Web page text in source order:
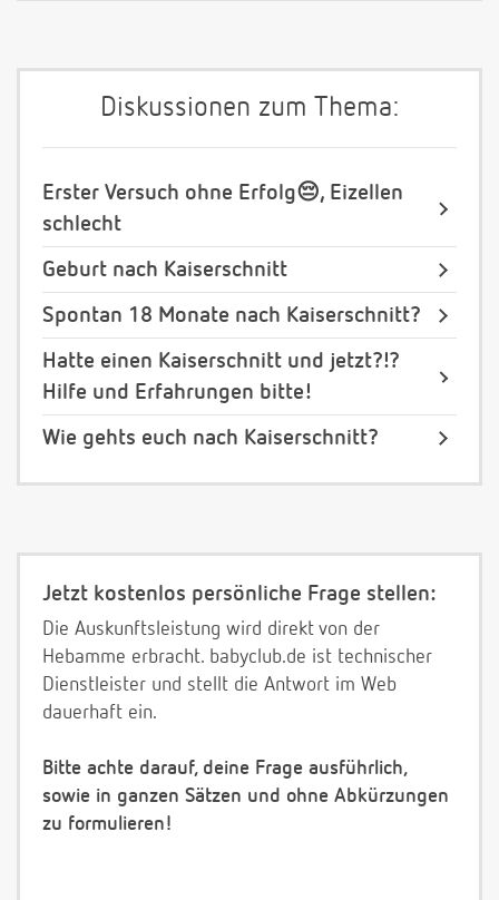
Diskussionen zum Thema:
Erster Versuch ohne Erfolg😔, Eizellen
schlecht
Geburt nach Kaiserschnitt
Spontan 18 Monate nach Kaiserschnitt?
Hatte einen Kaiserschnitt und jetzt?!?
Hilfe und Erfahrungen bitte!
Wie gehts euch nach Kaiserschnitt?
Jetzt kostenlos persönliche Frage stellen:
Die Auskunftsleistung wird direkt von der
Hebamme erbracht. babyclub.de ist technischer
Dienstleister und stellt die Antwort im Web
dauerhaft ein.
Bitte achte darauf, deine Frage ausführlich,
sowie in ganzen Sätzen und ohne Abkürzungen
zu formulieren!